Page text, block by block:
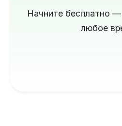
Начните бесплатно
любое